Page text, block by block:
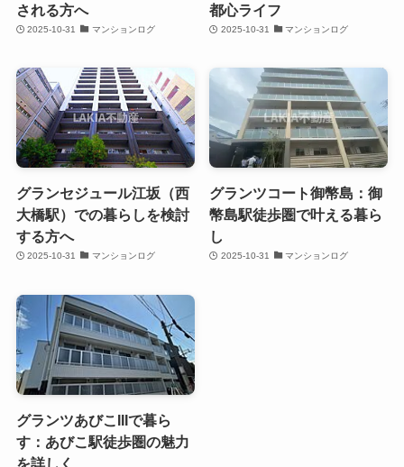
される方へ
2025-10-31 マンションログ
都心ライフ
2025-10-31 マンションログ
グランセジュール江坂（西
大橋駅）での暮らしを検討
する方へ
2025-10-31 マンションログ
グランツコート御幣島：御
幣島駅徒歩圏で叶える暮ら
し
2025-10-31 マンションログ
グランツあびこIIIで暮ら
す：あびこ駅徒歩圏の魅力
を詳しく